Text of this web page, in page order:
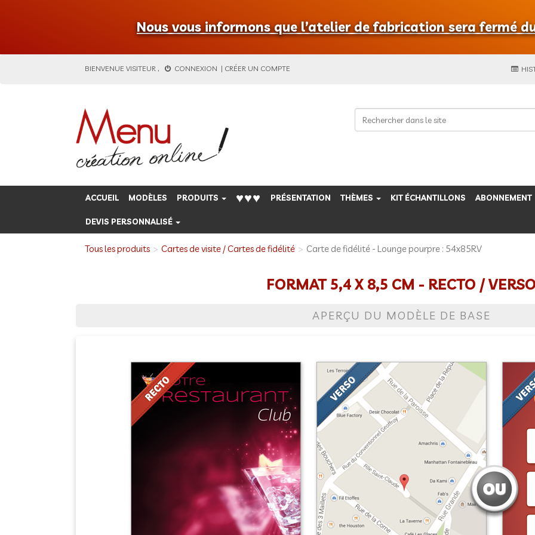
Nous vous informons que l’atelier de fabrication sera fermé
BIENVENUE VISITEUR , CONNEXION | CRÉER UN COMPTE
ACCUEIL MODÈLES PRODUITS ♥♥♥ PRÉSENTATION THÈMES KIT ÉCHANTILLONS ABONNEMENT
DEVIS PERSONNALISÉ
Tous les produits Cartes de visite / Cartes de fidélité Carte de fidélité - Lounge pourpre : 54x85RV
FORMAT 5,4 X 8,5 CM - RECTO /
APERÇU DU MODÈLE DE BASE